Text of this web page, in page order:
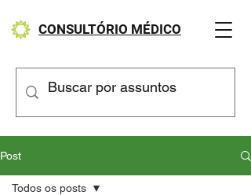
CONSULTÓRIO MÉDICO
Post
Todos os posts